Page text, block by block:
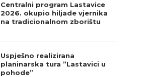
Centralni program Lastavice
2026. okupio hiljade vjernika
na tradicionalnom zborištu
Uspješno realizirana
planinarska tura ”Lastavici u
pohode”